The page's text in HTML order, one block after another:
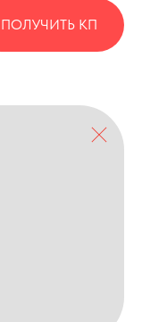
ПОЛУЧИТЬ КП